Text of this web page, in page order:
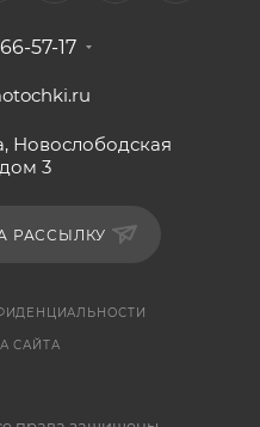
57-17
Новослободская
3
РАССЫЛКУ
САЙТА